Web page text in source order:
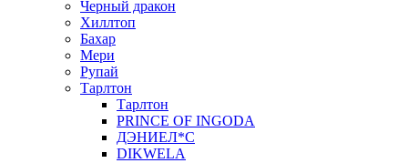
Черный дракон
Хиллтоп
Бахар
Мери
Рупай
Тарлтон
Тарлтон
PRINCE OF INGODA
ДЭНИЕЛ*С
DIKWELA